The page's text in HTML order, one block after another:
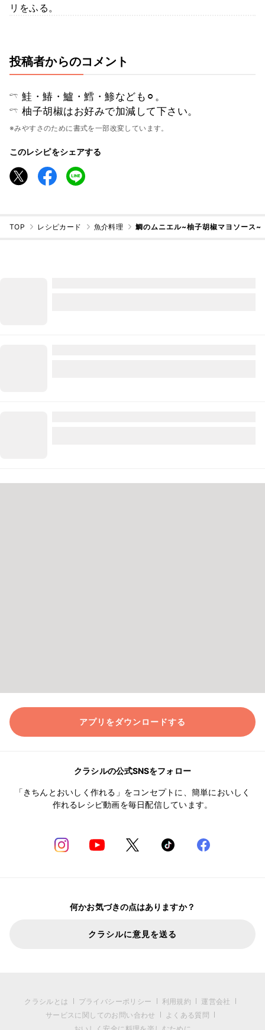
リをふる。
投稿者からのコメント
𓍼 鮭・鰆・鱸・鱈・鯵なども⚪︎。
𓍼 柚子胡椒はお好みで加減して下さい。
※みやすさのために書式を一部改変しています。
このレシピをシェアする
TOP レシピカード 魚介料理 鯛のムニエル~柚子胡椒マヨソース~
アプリをダウンロードする
クラシルの公式SNSをフォロー
「きちんとおいしく作れる」をコンセプトに、簡単においしく
作れるレシピ動画を毎日配信しています。
何かお気づきの点はありますか？
クラシルに意見を送る
クラシルとは プライバシーポリシー 利用規約
運営会社
サービスに関してのお問い合わせ
よくある質問